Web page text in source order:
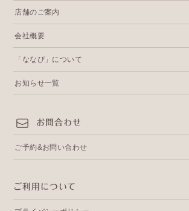
店舗のご案内
会社概要
「ななぴ」について
お知らせ一覧
お問合わせ
ご予約&お問い合わせ
ご利用について